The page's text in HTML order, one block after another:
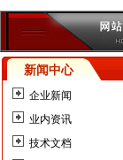
新闻中心
企业新闻
业内资讯
技术文档